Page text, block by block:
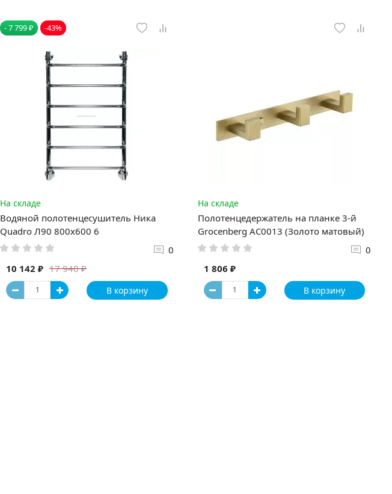
- 7 799 ₽ -43%
На складе
Водяной полотенцесушитель Ника
Quadro Л90 800x600 6
0
17 940 ₽
10 142 ₽
В корзину
На складе
Полотенцедержатель на планке 3-й
Grocenberg AC0013 (Золото матовый)
0
1 806 ₽
В корзину